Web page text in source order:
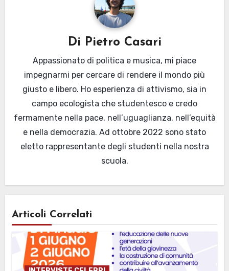
Di Pietro Casari
Appassionato di politica e musica, mi piace
impegnarmi per cercare di rendere il mondo più
giusto e libero. Ho esperienza di attivismo, sia in
campo ecologista che studentesco e credo
fermamente nella pace, nell’uguaglianza, nell’equità
e nella democrazia. Ad ottobre 2022 sono stato
eletto rappresentante degli studenti nella nostra
scuola.
Articoli Correlati